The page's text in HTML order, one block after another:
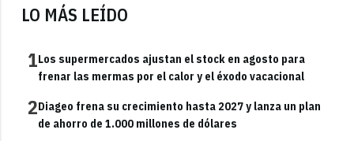
LO MÁS LEÍDO
1Los supermercados ajustan el stock en agosto para
frenar las mermas por el calor y el éxodo vacacional
2Diageo frena su crecimiento hasta 2027 y lanza un plan
de ahorro de 1.000 millones de dólares